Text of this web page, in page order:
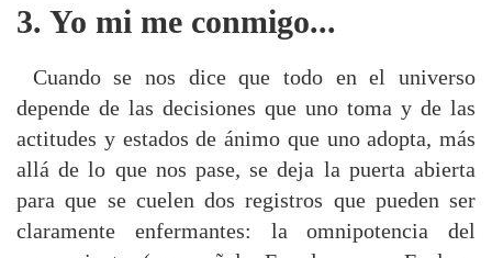
3. Yo mi me conmigo...
Cuando se nos dice que todo en el universo
depende de las decisiones que uno toma y de las
actitudes y estados de ánimo que uno adopta, más
allá de lo que nos pase, se deja la puerta abierta
para que se cuelen dos registros que pueden ser
claramente enfermantes: la omnipotencia del